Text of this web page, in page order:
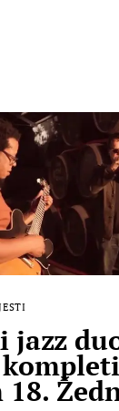
GLAZBA
GLAZBA
jazz